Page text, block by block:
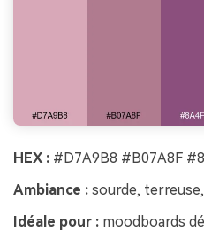
HEX : #D7A9B8 #B07A8F
Ambiance : sourde,
Idéale pour : moodboards